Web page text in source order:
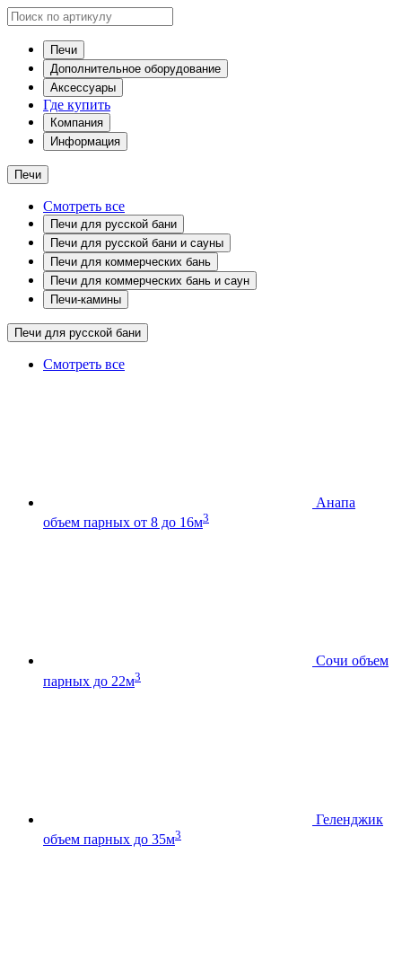
Печи
Дополнительное оборудование
Аксессуары
Где купить
Компания
Информация
Печи
Смотреть все
Печи для русской бани
Печи для русской бани и сауны
Печи для коммерческих бань
Печи для коммерческих бань и саун
Печи-камины
Печи для русской бани
Смотреть все
Анапа
объем парных от 8 до 16м3
Сочи объем
парных до 22м3
Геленджик
объем парных до 35м3